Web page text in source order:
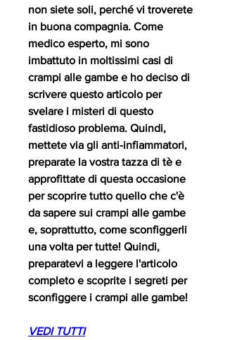
non siete soli, perché vi troverete
in buona compagnia. Come
medico esperto, mi sono
imbattuto in moltissimi casi di
crampi alle gambe e ho deciso di
scrivere questo articolo per
svelare i misteri di questo
fastidioso problema. Quindi,
mettete via gli anti-infiammatori,
preparate la vostra tazza di tè e
approfittate di questa occasione
per scoprire tutto quello che c'è
da sapere sui crampi alle gambe
e, soprattutto, come sconfiggerli
una volta per tutte! Quindi,
preparatevi a leggere l'articolo
completo e scoprite i segreti per
sconfiggere i crampi alle gambe!
VEDI TUTTI